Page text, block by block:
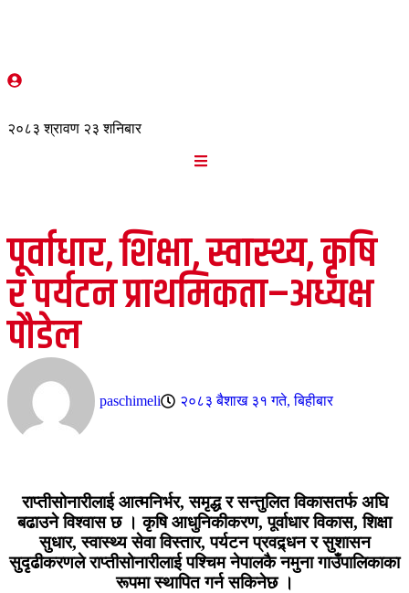
२०८३ श्रावण २३ शनिबार
पूर्वाधार, शिक्षा, स्वास्थ्य, कृषि
र पर्यटन प्राथमिकता–अध्यक्ष
पौडेल
paschimeli २०८३ बैशाख ३१ गते, बिहीबार
राप्तीसोनारीलाई आत्मनिर्भर, समृद्ध र सन्तुलित विकासतर्फ अघि
बढाउने विश्वास छ । कृषि आधुनिकीकरण, पूर्वाधार विकास, शिक्षा
सुधार, स्वास्थ्य सेवा विस्तार, पर्यटन प्रवद्र्धन र सुशासन
सुदृढीकरणले राप्तीसोनारीलाई पश्चिम नेपालकै नमुना गाउँपालिकाका
रूपमा स्थापित गर्न सकिनेछ ।